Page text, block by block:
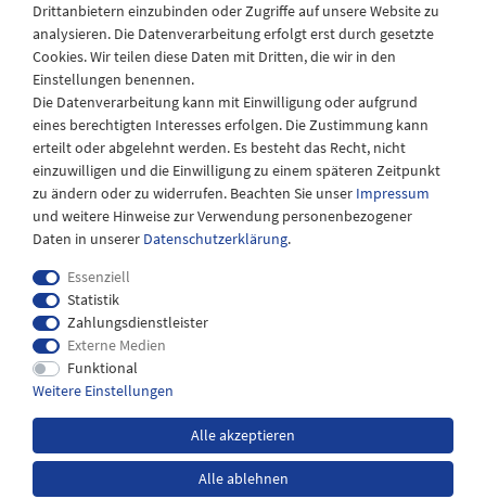
Montag - Freitag
08:30 - 12:30 und 13.00 - 17.30 Uhr
Samstags
08:30 bis 12:30 Uhr
Impressum
Widerrufs­recht
Versandkosten
Drittanbietern einzubinden oder Zugriffe auf unsere Website zu
analysieren. Die Datenverarbeitung erfolgt erst durch gesetzte
Cookies. Wir teilen diese Daten mit Dritten, die wir in den
Einstellungen benennen.
Die Datenverarbeitung kann mit Einwilligung oder aufgrund
eines berechtigten Interesses erfolgen. Die Zustimmung kann
erteilt oder abgelehnt werden. Es besteht das Recht, nicht
einzuwilligen und die Einwilligung zu einem späteren Zeitpunkt
zu ändern oder zu widerrufen. Beachten Sie unser Impressum
und weitere Hinweise zur Verwendung personenbezogener
Daten in unserer Daten­schutz­erklärung.
Essenziell
Statistik
Zahlungsdienstleister
Externe Medien
Funktional
Weitere Einstellungen
Alle akzeptieren
Alle ablehnen